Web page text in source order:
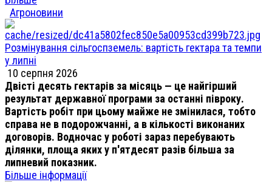
Агроновини
Розмінування сільгоспземель: вартість гектара та темпи
у липні
10 серпня 2026
Двісті десять гектарів за місяць — це найгірший
результат державної програми за останні півроку.
Вартість робіт при цьому майже не змінилася, тобто
справа не в подорожчанні, а в кількості виконаних
договорів. Водночас у роботі зараз перебувають
ділянки, площа яких у п'ятдесят разів більша за
липневий показник.
Більше інформації